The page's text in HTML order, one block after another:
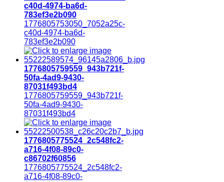
c40d-4974-ba6d-
783ef3e2b090
1776805753050_7052a25c-
c40d-4974-ba6d-
783ef3e2b090
1776805759559_943b721f-
50fa-4ad9-9430-
87031f493bd4
1776805759559_943b721f-
50fa-4ad9-9430-
87031f493bd4
1776805775524_2c548fc2-
a716-4f08-89c0-
c86702f60856
1776805775524_2c548fc2-
a716-4f08-89c0-